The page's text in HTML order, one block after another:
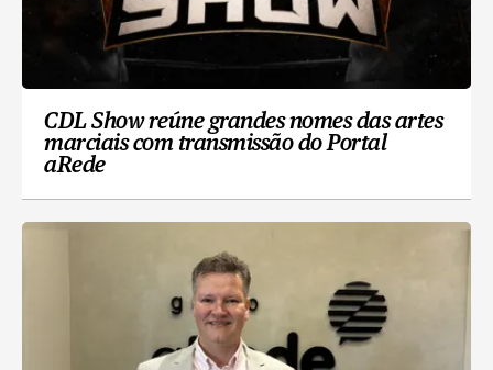
CDL Show reúne grandes nomes das artes
marciais com transmissão do Portal
aRede